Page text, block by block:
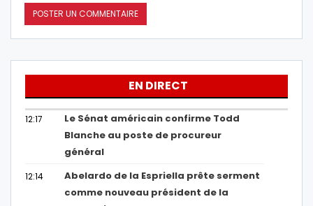
EN DIRECT
12:17
Le Sénat américain confirme Todd
Blanche au poste de procureur
général
12:14
Abelardo de la Espriella prête serment
comme nouveau président de la